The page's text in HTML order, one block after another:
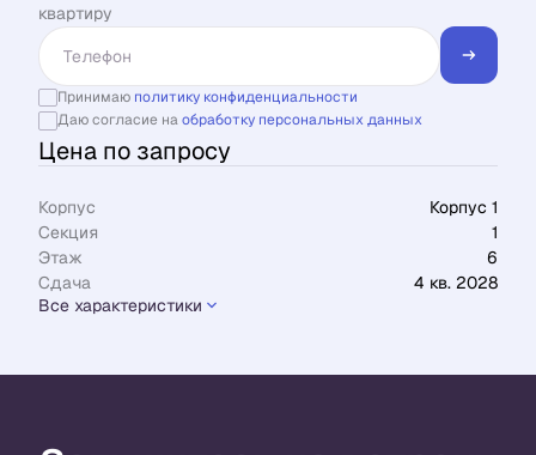
квартиру
Принимаю политику конфиденциальности
Даю согласие наобработку персональных данных
Цена по запросу
Корпус
Корпус 1
Секция
1
Этаж
6
Сдача
4 кв. 2028
Все характеристики